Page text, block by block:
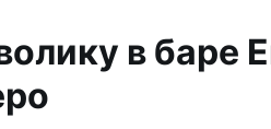
в баре